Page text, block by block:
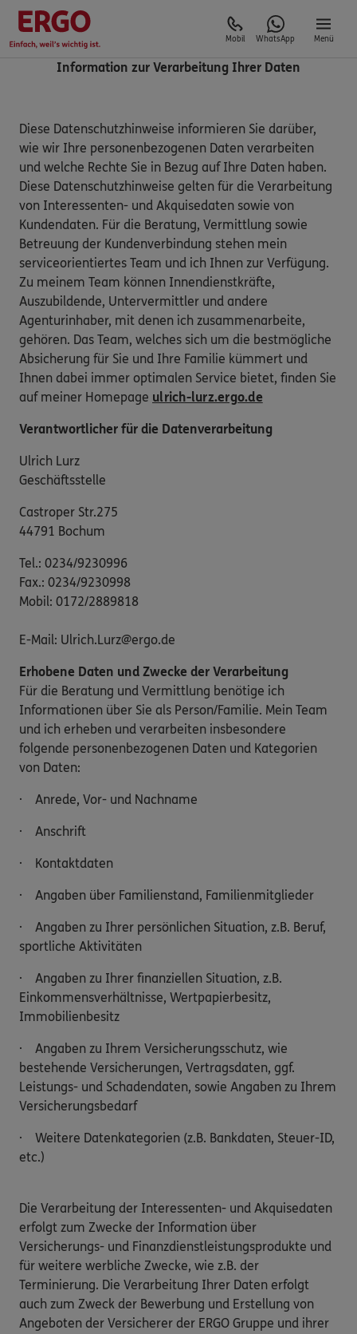
Mobil WhatsApp Menü
Information zur Verarbeitung Ihrer Daten
Diese Datenschutzhinweise informieren Sie darüber,
wie wir Ihre personenbezogenen Daten verarbeiten
und welche Rechte Sie in Bezug auf Ihre Daten haben.
Diese Datenschutzhinweise gelten für die Verarbeitung
von Interessenten- und Akquisedaten sowie von
Kundendaten. Für die Beratung, Vermittlung sowie
Betreuung der Kundenverbindung stehen mein
serviceorientiertes Team und ich Ihnen zur Verfügung.
Zu meinem Team können Innendienstkräfte,
Auszubildende, Untervermittler und andere
Agenturinhaber, mit denen ich zusammenarbeite,
gehören. Das Team, welches sich um die bestmögliche
Absicherung für Sie und Ihre Familie kümmert und
Ihnen dabei immer optimalen Service bietet, finden Sie
auf meiner Homepage ulrich-lurz.ergo.de
Verantwortlicher für die Datenverarbeitung
Ulrich Lurz
Geschäftsstelle
Castroper Str.275
44791 Bochum
Tel.: 0234/9230996
Fax.: 0234/9230998
Mobil: 0172/2889818
E-Mail: Ulrich.Lurz@ergo.de
Erhobene Daten und Zwecke der Verarbeitung
Für die Beratung und Vermittlung benötige ich
Informationen über Sie als Person/Familie. Mein Team
und ich erheben und verarbeiten insbesondere
folgende personenbezogenen Daten und Kategorien
von Daten:
· Anrede, Vor- und Nachname
· Anschrift
· Kontaktdaten
· Angaben über Familienstand, Familienmitglieder
· Angaben zu Ihrer persönlichen Situation, z.B. Beruf,
sportliche Aktivitäten
· Angaben zu Ihrer finanziellen Situation, z.B.
Einkommensverhältnisse, Wertpapierbesitz,
Immobilienbesitz
· Angaben zu Ihrem Versicherungsschutz, wie
bestehende Versicherungen, Vertragsdaten, ggf.
Leistungs- und Schadendaten, sowie Angaben zu Ihrem
Versicherungsbedarf
· Weitere Datenkategorien (z.B. Bankdaten, Steuer-ID,
etc.)
Die Verarbeitung der Interessenten- und Akquisedaten
erfolgt zum Zwecke der Information über
Versicherungs- und Finanzdienstleistungsprodukte und
für weitere werbliche Zwecke, wie z.B. der
Terminierung. Die Verarbeitung Ihrer Daten erfolgt
auch zum Zweck der Bewerbung und Erstellung von
Angeboten der Versicherer der ERGO Gruppe und ihrer